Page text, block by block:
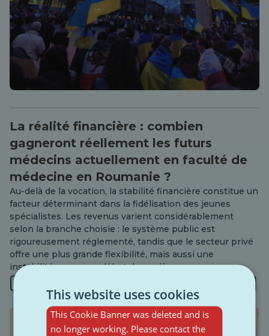
La réalité financière : combien
gagneront réellement les futurs
médecins actuellement en faculté de
médecine en Roumanie ?
Au-delà de la vocation, la stabilité financière constitue un
facteur déterminant dans la fidélisation des jeunes
spécialistes. Les revenus varient considérablement
selon la branche choisie : le système public est
rigoureusement réglementé, tandis que le secteur privé
offre une plus grande flexibilité, mais aussi une
instabilité propre au début de carrière.
This website uses cookies
This Cookie Banner was deleted and is
no longer working. Please contact the